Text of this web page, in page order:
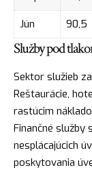
Jún
90,5
Služby pod
Sektor služieb
Reštaurácie,
rastúcim
Finančné služby
nesplácajúcich
poskytovania